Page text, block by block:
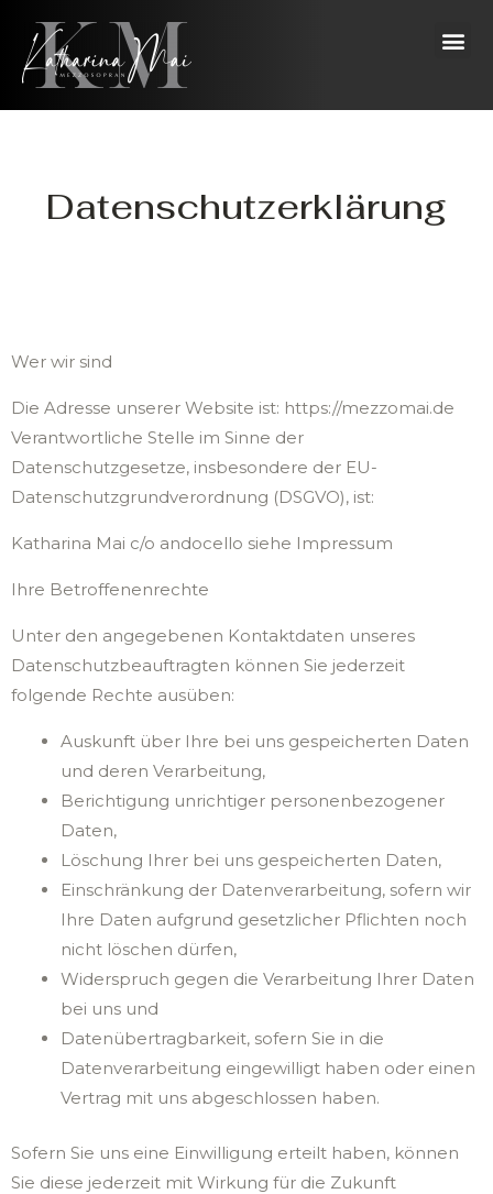
Inhalt
springen
Datenschutzerklärung
Wer wir sind
Die Adresse unserer Website ist: https://mezzomai.de
Verantwortliche Stelle im Sinne der
Datenschutzgesetze, insbesondere der EU-
Datenschutzgrundverordnung (DSGVO), ist:
Katharina Mai c/o andocello siehe Impressum
Ihre Betroffenenrechte
Unter den angegebenen Kontaktdaten unseres
Datenschutzbeauftragten können Sie jederzeit
folgende Rechte ausüben:
Auskunft über Ihre bei uns gespeicherten Daten
und deren Verarbeitung,
Berichtigung unrichtiger personenbezogener
Daten,
Löschung Ihrer bei uns gespeicherten Daten,
Einschränkung der Datenverarbeitung, sofern wir
Ihre Daten aufgrund gesetzlicher Pflichten noch
nicht löschen dürfen,
Widerspruch gegen die Verarbeitung Ihrer Daten
bei uns und
Datenübertragbarkeit, sofern Sie in die
Datenverarbeitung eingewilligt haben oder einen
Vertrag mit uns abgeschlossen haben.
Sofern Sie uns eine Einwilligung erteilt haben, können
Sie diese jederzeit mit Wirkung für die Zukunft